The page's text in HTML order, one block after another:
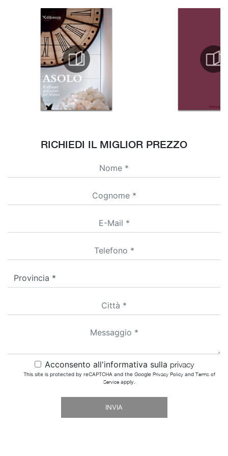
RICHIEDI IL MIGLIOR PREZZO
Acconsento all'informativa sulla privacy
This site is protected by reCAPTCHA and the Google Privacy Policyand Terms of
Serviceapply.
INVIA